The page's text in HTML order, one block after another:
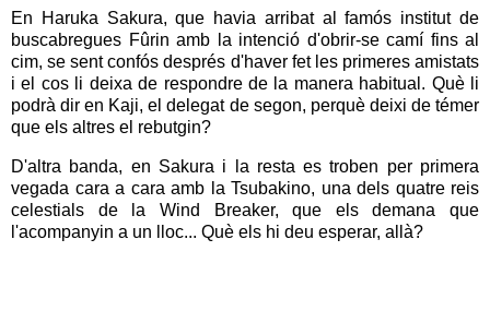
En Haruka Sakura, que havia arribat al famós institut de
buscabregues Fûrin amb la intenció d'obrir-se camí fins al
cim, se sent confós després d'haver fet les primeres amistats
i el cos li deixa de respondre de la manera habitual. Què li
podrà dir en Kaji, el delegat de segon, perquè deixi de témer
que els altres el rebutgin?
D'altra banda, en Sakura i la resta es troben per primera
vegada cara a cara amb la Tsubakino, una dels quatre reis
celestials de la Wind Breaker, que els demana que
l'acompanyin a un lloc... Què els hi deu esperar, allà?